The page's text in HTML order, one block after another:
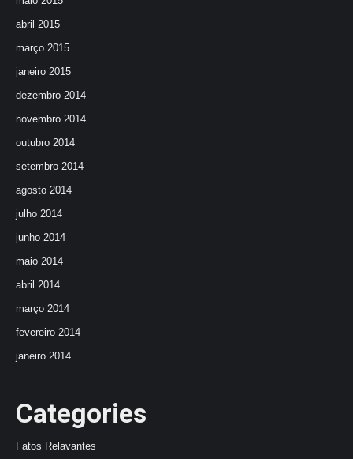
abril 2015
março 2015
janeiro 2015
dezembro 2014
novembro 2014
outubro 2014
setembro 2014
agosto 2014
julho 2014
junho 2014
maio 2014
abril 2014
março 2014
fevereiro 2014
janeiro 2014
Categories
Fatos Relavantes